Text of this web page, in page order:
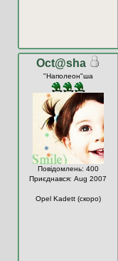
Oct@sha
"Наполеон"ша
Повідомлень: 400
Приєднався: Aug 2007
Opel Kadett (скоро)